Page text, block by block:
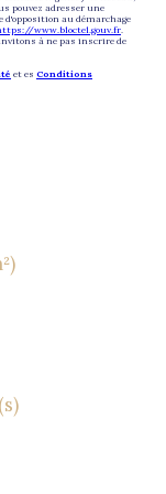
pouvez adresser une
d'opposition au démarchage
www.bloctel.gouv.fr.
à ne pas inscrire de
et es Conditions